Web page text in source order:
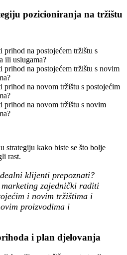
pozicioniranja na tržištu
na postojećem tržištu s
ili uslugama?
prihod na postojećem tržištu s novim
prihod na novom tržištu s postojećim
prihod na novom tržištu s novim
strategiju kako biste se što bolje
rast.
klijenti prepoznati?
zajednički raditi
i novim tržištima i
proizvodima i
i plan djelovanja